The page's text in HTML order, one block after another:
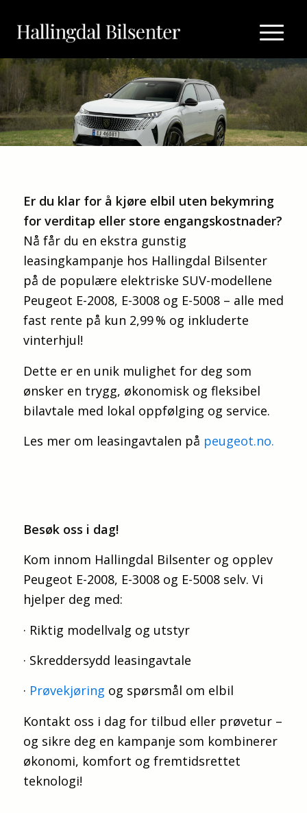
Er du klar for å kjøre elbil uten bekymring
for verditap eller store engangskostnader?
Nå får du en ekstra gunstig
leasingkampanje hos Hallingdal Bilsenter
på de populære elektriske SUV-modellene
Peugeot E-2008, E-3008 og E-5008 – alle med
fast rente på kun 2,99 % og inkluderte
vinterhjul!
Dette er en unik mulighet for deg som
ønsker en trygg, økonomisk og fleksibel
bilavtale med lokal oppfølging og service.
Les mer om leasingavtalen på peugeot.no.
Besøk oss i dag!
Kom innom Hallingdal Bilsenter og opplev
Peugeot E-2008, E-3008 og E-5008 selv. Vi
hjelper deg med:
· Riktig modellvalg og utstyr
· Skreddersydd leasingavtale
· Prøvekjøring og spørsmål om elbil
Kontakt oss i dag for tilbud eller prøvetur –
og sikre deg en kampanje som kombinerer
økonomi, komfort og fremtidsrettet
teknologi!